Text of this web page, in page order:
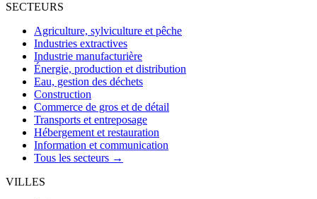
SECTEURS
Agriculture, sylviculture et pêche
Industries extractives
Industrie manufacturière
Énergie, production et distribution
Eau, gestion des déchets
Construction
Commerce de gros et de détail
Transports et entreposage
Hébergement et restauration
Information et communication
Tous les secteurs →
VILLES